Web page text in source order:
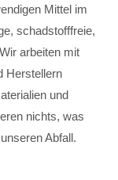
Mittel im
schadstofffreie,
arbeiten mit
Herstellern
und
nichts, was
Abfall.